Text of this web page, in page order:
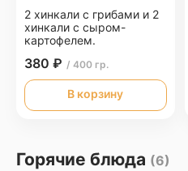
2 хинкали с грибами и 2
хинкали с сыром-
картофелем.
380 ₽ / 400 гр.
В корзину
Горячие блюда (6)